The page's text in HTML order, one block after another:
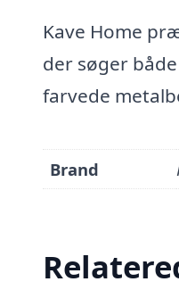
Kave Home
der søger
farvede
Brand